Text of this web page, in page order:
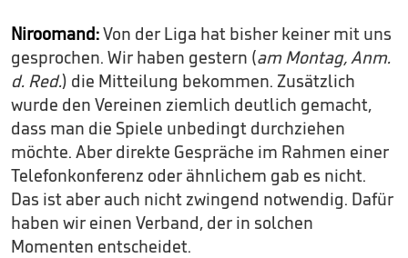
Niroomand:Von der Liga hat bisher keiner mit uns
gesprochen. Wir haben gestern (am Montag, Anm.
d. Red.) die Mitteilung bekommen. Zusätzlich
wurde den Vereinen ziemlich deutlich gemacht,
dass man die Spiele unbedingt durchziehen
möchte. Aber direkte Gespräche im Rahmen einer
Telefonkonferenz oder ähnlichem gab es nicht.
Das ist aber auch nicht zwingend notwendig. Dafür
haben wir einen Verband, der in solchen
Momenten entscheidet.